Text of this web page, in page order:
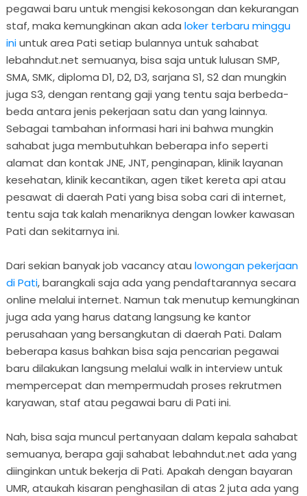
pegawai baru untuk mengisi kekosongan dan kekurangan
staf, maka kemungkinan akan ada loker terbaru minggu
iniuntuk area Pati setiap bulannya untuk sahabat
lebahndut.net semuanya, bisa saja untuk lulusan SMP,
SMA, SMK, diploma D1, D2, D3, sarjana S1, S2 dan mungkin
juga S3, dengan rentang gaji yang tentu saja berbeda-
beda antara jenis pekerjaan satu dan yang lainnya.
Sebagai tambahan informasi hari ini bahwa mungkin
sahabat juga membutuhkan beberapa info seperti
alamat dan kontak JNE, JNT, penginapan, klinik layanan
kesehatan, klinik kecantikan, agen tiket kereta api atau
pesawat di daerah Pati yang bisa soba cari di internet,
tentu saja tak kalah menariknya dengan lowker kawasan
Pati dan sekitarnya ini.
Dari sekian banyak job vacancy atau lowongan pekerjaan
di Pati, barangkali saja ada yang pendaftarannya secara
online melalui internet. Namun tak menutup kemungkinan
juga ada yang harus datang langsung ke kantor
perusahaan yang bersangkutan di daerah Pati. Dalam
beberapa kasus bahkan bisa saja pencarian pegawai
baru dilakukan langsung melalui walk in interview untuk
mempercepat dan mempermudah proses rekrutmen
karyawan, staf atau pegawai baru di Pati ini.
Nah, bisa saja muncul pertanyaan dalam kepala sahabat
semuanya, berapa gaji sahabat lebahndut.net ada yang
diinginkan untuk bekerja di Pati. Apakah dengan bayaran
UMR, ataukah kisaran penghasilan di atas 2 juta ada yang